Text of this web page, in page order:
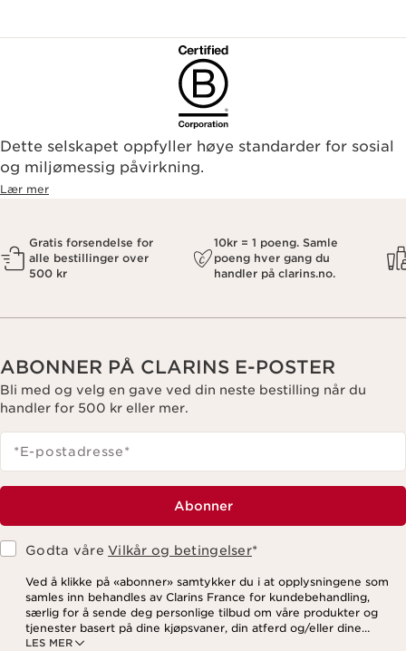
Dette selskapet oppfyller høye standarder for sosial
og miljømessig påvirkning.
Lær mer
Gratis forsendelse for
alle bestillinger over
500 kr
10kr = 1 poeng. Samle
poeng hver gang du
handler på clarins.no.
ABONNER PÅ CLARINS E-POSTER
Bli med og velg en gave ved din neste bestilling når du
handler for 500 kr eller mer.
*E-postadresse*
Abonner
Godta våreVilkår og betingelser*
LES MER
Ved å klikke på «abonner» samtykker du i at opplysningene som
samles inn behandles av Clarins France for kundebehandling,
særlig for å sende deg personlige tilbud om våre produkter og
tjenester basert på dine kjøpsvaner, din atferd og/eller dine
interesser, inkludert visning på sosiale medier og